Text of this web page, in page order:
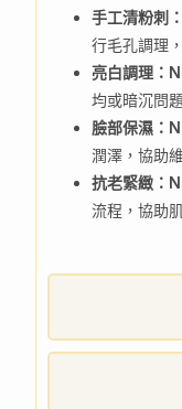
手工清粉
行毛孔調理
亮白調理：
均或暗沉問
臉部保濕
潤澤，協助
抗老緊緻：
流程，協助